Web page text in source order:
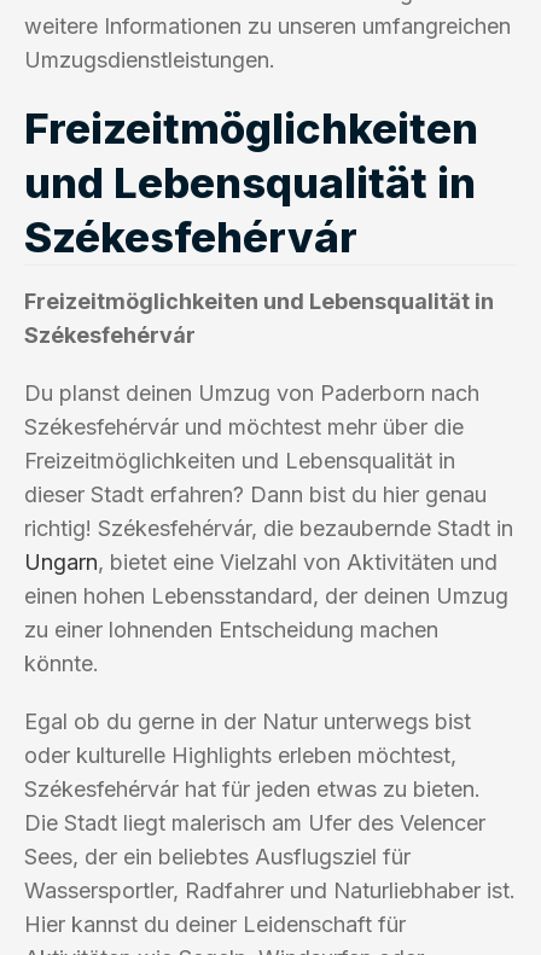
weitere Informationen zu unseren umfangreichen
Umzugsdienstleistungen.
Freizeitmöglichkeiten
und Lebensqualität in
Székesfehérvár
Freizeitmöglichkeiten und Lebensqualität in
Székesfehérvár
Du planst deinen Umzug von Paderborn nach
Székesfehérvár und möchtest mehr über die
Freizeitmöglichkeiten und Lebensqualität in
dieser Stadt erfahren? Dann bist du hier genau
richtig! Székesfehérvár, die bezaubernde Stadt in
Ungarn, bietet eine Vielzahl von Aktivitäten und
einen hohen Lebensstandard, der deinen Umzug
zu einer lohnenden Entscheidung machen
könnte.
Egal ob du gerne in der Natur unterwegs bist
oder kulturelle Highlights erleben möchtest,
Székesfehérvár hat für jeden etwas zu bieten.
Die Stadt liegt malerisch am Ufer des Velencer
Sees, der ein beliebtes Ausflugsziel für
Wassersportler, Radfahrer und Naturliebhaber ist.
Hier kannst du deiner Leidenschaft für